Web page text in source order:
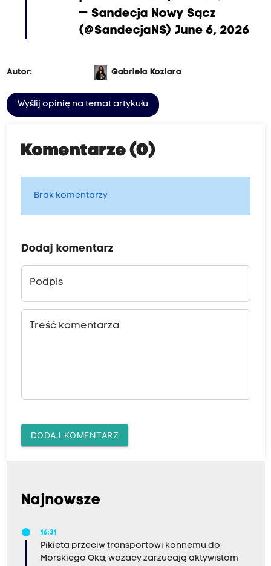
— Sandecja Nowy Sącz
(@SandecjaNS) June 6, 2026
Autor: Gabriela Koziara
Wyślij opinię na temat artykułu
Komentarze (0)
Brak komentarzy
Dodaj komentarz
Podpis
Treść komentarza
DODAJ KOMENTARZ
Najnowsze
16:31
Pikieta przeciw transportowi konnemu do
Morskiego Oka; wozacy zarzucają aktywistom